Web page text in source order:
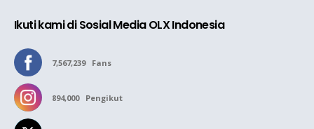
Ikuti kami di Sosial Media OLX Indonesia
7,567,239 Fans
894,000 Pengikut